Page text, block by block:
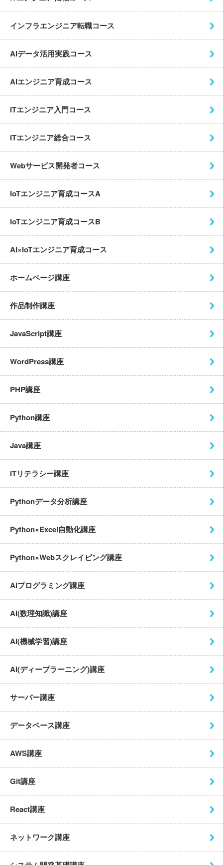
インフラエンジニア転職コース
AIデータ活用実践コース
AIエンジニア育成コース
ITエンジニア入門コース
ITエンジニア総合コース
Webサービス開発者コース
IoTエンジニア育成コースA
IoTエンジニア育成コースB
AI×IoTエンジニア育成コース
ホームページ講座
作品制作講座
JavaScript講座
WordPress講座
PHP講座
Python講座
Java講座
ITリテラシー講座
Pythonデータ分析講座
Python×Excel自動化講座
Python×Webスクレイピング講座
AIプログラミング講座
AI(数理知識)講座
AI(機械学習)講座
AI(ディープラーニング)講座
サーバー講座
データベース講座
AWS講座
Git講座
React講座
ネットワーク講座